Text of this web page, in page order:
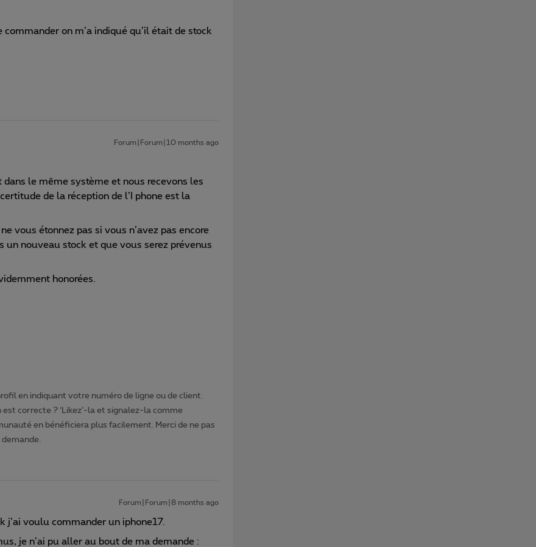
on m’a indiqué qu’il était de stock
Forum|Forum|10 months ago
le même système et nous recevons les
de la réception de l’I phone est la
vous étonnez pas si vous n’avez pas encore
un nouveau stock et que vous serez prévenus
honorées.
en indiquant votre numéro de ligne ou de client.
correcte ? ‘Likez’-la et signalez-la comme
en bénéficiera plus facilement. Merci de ne pas
Forum|Forum|8 months ago
j’ai voulu commander un iphone17.
je n’ai pu aller au bout de ma demande :